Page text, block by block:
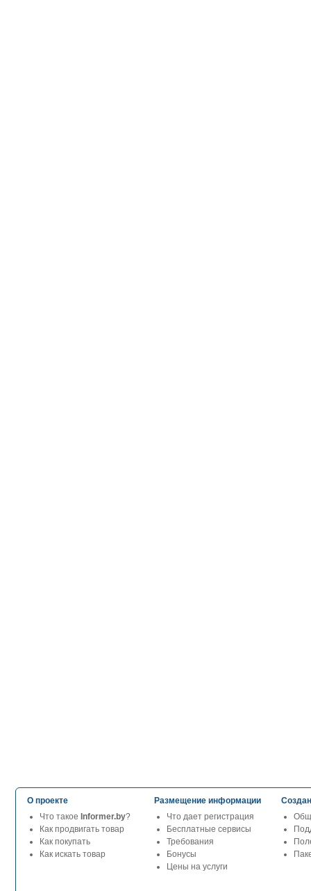
О проекте
Что такое Informer.by?
Как продвигать товар
Как покупать
Как искать товар
Размещение информации
Что дает регистрация
Бесплатные сервисы
Требования
Бонусы
Цены на услуги